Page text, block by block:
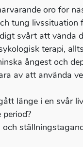
oro för
tung livssituation
svårt att vända
terapi,
ångest och
av att använda
länge i en svår